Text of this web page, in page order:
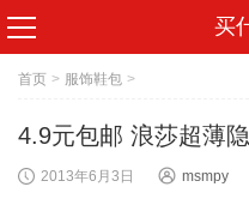
买
首页 > 服饰鞋包 >
4.9元包邮 浪莎超薄
2013年6月3日 msmpy